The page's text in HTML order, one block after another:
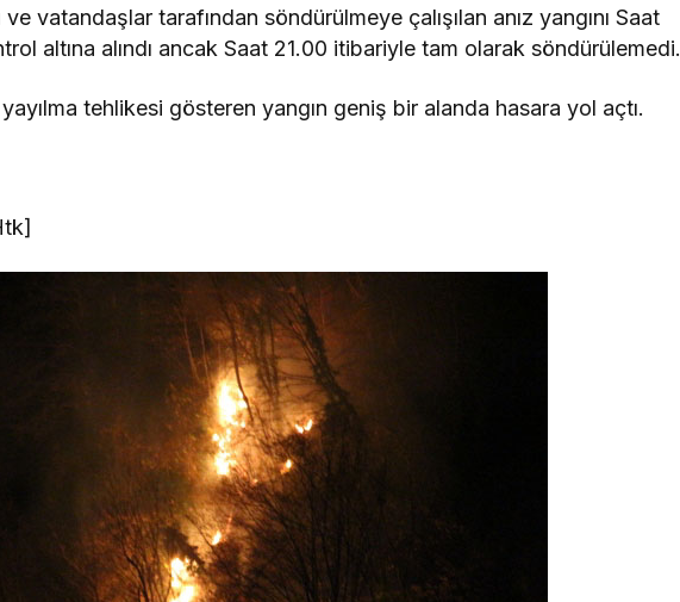
vatandaşlar tarafından söndürülmeye çalışılan anız yangını Saat
altına alındı ancak Saat 21.00 itibariyle tam olarak söndürülemedi.
tehlikesi gösteren yangın geniş bir alanda hasara yol açtı.